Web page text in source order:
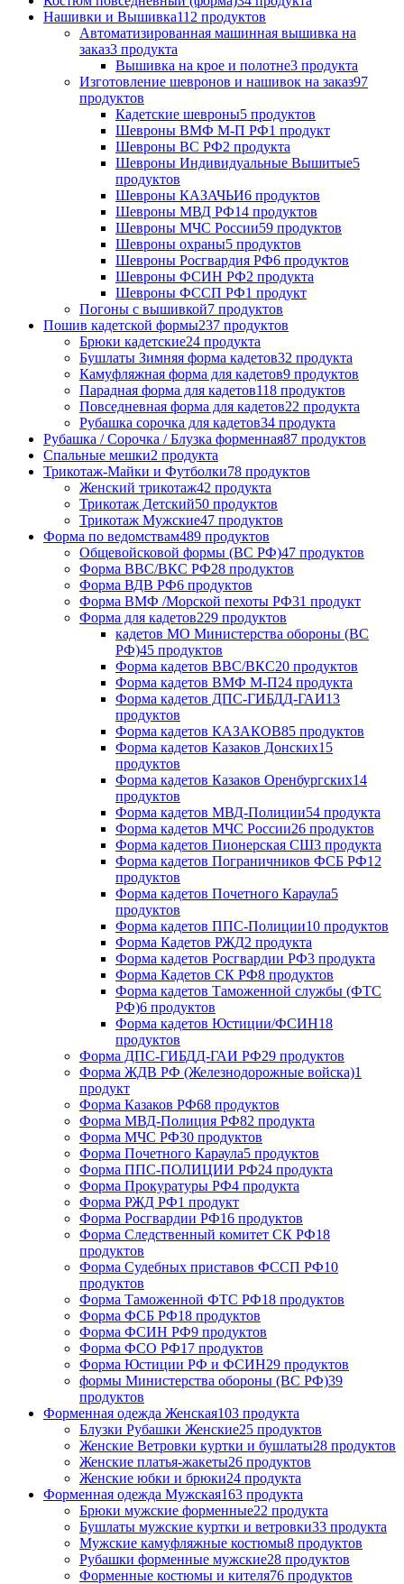
Нашивки и Вышивка112 продуктов
Автоматизированная машинная вышивка на
заказ3 продукта
Вышивка на крое и полотне3 продукта
Изготовление шевронов и нашивок на заказ97
продуктов
Кадетские шевроны5 продуктов
Шевроны ВМФ М-П РФ1 продукт
Шевроны ВС РФ2 продукта
Шевроны Индивидуальные Вышитые5
продуктов
Шевроны КАЗАЧЬИ6 продуктов
Шевроны МВД РФ14 продуктов
Шевроны МЧС России59 продуктов
Шевроны охраны5 продуктов
Шевроны Росгвардия РФ6 продуктов
Шевроны ФСИН РФ2 продукта
Шевроны ФССП РФ1 продукт
Погоны с вышивкой7 продуктов
Пошив кадетской формы237 продуктов
Брюки кадетские24 продукта
Бушлаты Зимняя форма кадетов32 продукта
Камуфляжная форма для кадетов9 продуктов
Парадная форма для кадетов118 продуктов
Повседневная форма для кадетов22 продукта
Рубашка сорочка для кадетов34 продукта
Рубашка / Сорочка / Блузка форменная87 продуктов
Спальные мешки2 продукта
Трикотаж-Майки и Футболки78 продуктов
Женский трикотаж42 продукта
Трикотаж Детский50 продуктов
Трикотаж Мужские47 продуктов
Форма по ведомствам489 продуктов
Общевойсковой формы (ВС РФ)47 продуктов
Форма ВВС/ВКС РФ28 продуктов
Форма ВДВ РФ6 продуктов
Форма ВМФ /Морской пехоты РФ31 продукт
Форма для кадетов229 продуктов
кадетов МО Министерства обороны (ВС
РФ)45 продуктов
Форма кадетов ВВС/ВКС20 продуктов
Форма кадетов ВМФ М-П24 продукта
Форма кадетов ДПС-ГИБДД-ГАИ13
продуктов
Форма кадетов КАЗАКОВ85 продуктов
Форма кадетов Казаков Донских15
продуктов
Форма кадетов Казаков Оренбургских14
продуктов
Форма кадетов МВД-Полиции54 продукта
Форма кадетов МЧС России26 продуктов
Форма кадетов Пионерская СШ3 продукта
Форма кадетов Пограничников ФСБ РФ12
продуктов
Форма кадетов Почетного Караула5
продуктов
Форма кадетов ППС-Полиции10 продуктов
Форма Кадетов РЖД2 продукта
Форма кадетов Росгвардии РФ3 продукта
Форма Кадетов СК РФ8 продуктов
Форма кадетов Таможенной службы (ФТС
РФ)6 продуктов
Форма кадетов Юстиции/ФСИН18
продуктов
Форма ДПС-ГИБДД-ГАИ РФ29 продуктов
Форма ЖДВ РФ (Железнодорожные войска)1
продукт
Форма Казаков РФ68 продуктов
Форма МВД-Полиция РФ82 продукта
Форма МЧС РФ30 продуктов
Форма Почетного Караула5 продуктов
Форма ППС-ПОЛИЦИИ РФ24 продукта
Форма Прокуратуры РФ4 продукта
Форма РЖД РФ1 продукт
Форма Росгвардии РФ16 продуктов
Форма Следственный комитет СК РФ18
продуктов
Форма Судебных приставов ФССП РФ10
продуктов
Форма Таможенной ФТС РФ18 продуктов
Форма ФСБ РФ18 продуктов
Форма ФСИН РФ9 продуктов
Форма ФСО РФ17 продуктов
Форма Юстиции РФ и ФСИН29 продуктов
формы Министерства обороны (ВС РФ)39
продуктов
Форменная одежда Женская103 продукта
Блузки Рубашки Женские25 продуктов
Женские Ветровки куртки и бушлаты28 продуктов
Женские платья-жакеты26 продуктов
Женские юбки и брюки24 продукта
Форменная одежда Мужская163 продукта
Брюки мужские форменные22 продукта
Бушлаты мужские куртки и ветровки33 продукта
Мужские камуфляжные костюмы8 продуктов
Рубашки форменные мужские28 продуктов
Форменные костюмы и кителя76 продуктов